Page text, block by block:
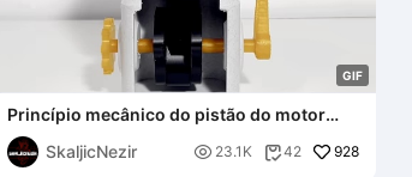
GIF
Princípio mecânico do pistão do motor
Brinquedo
SkaljicNezir
 23.1K 42 928